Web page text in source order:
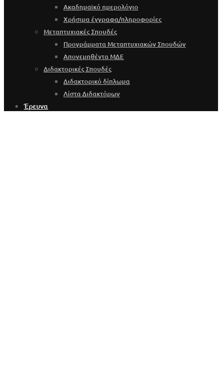
Ακαδημαϊκό ημερολόγιο
Χρήσιμα έγγραφα/πληροφορίες
Μεταπτυχιακές Σπουδές
Προγράμματα Μεταπτυχιακών Σπουδών
Απονεμηθέντα ΜΔΕ
Διδακτορικές Σπουδές
Διδακτορικό δίπλωμα
Λίστα Διδακτόρων
Έρευνα